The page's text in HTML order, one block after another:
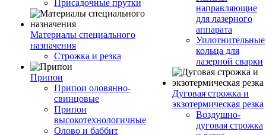
Присадочные прутки
Материалы специального
назначения
Строжка и резка
Припои
Припои оловянно-
свинцовые
Припои
высокотехнологичные
Олово и баббит
направляющие
для лазерного
аппарата
Уплотнительные
кольца для
лазерной сварки
Дуговая строжка и
экзотермическая резка
Воздушно-
дуговая строжка